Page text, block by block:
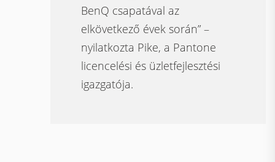
BenQ csapatával az
elkövetkező évek során” –
nyilatkozta Pike, a Pantone
licencelési és üzletfejlesztési
igazgatója.